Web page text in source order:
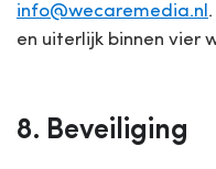
info@wecaremedia.nl
en uiterlijk binnen vier
8. Beveiliging